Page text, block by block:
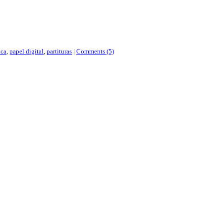
, papel digital, partituras | Comments (5)